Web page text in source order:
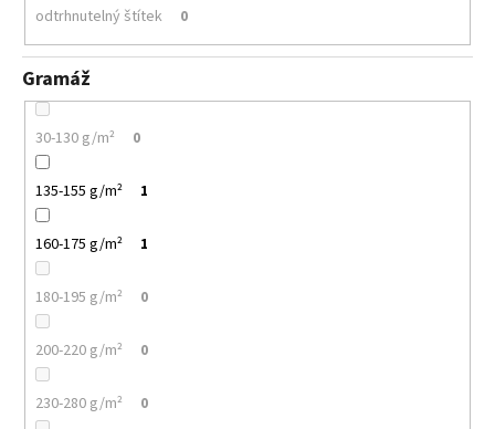
odtrhnutelný štítek 0
Gramáž
30-130 g/m² 0
135-155 g/m² 1
160-175 g/m² 1
180-195 g/m² 0
200-220 g/m² 0
230-280 g/m² 0